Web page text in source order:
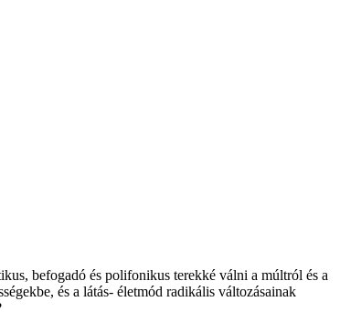
befogadó és polifonikus terekké válni a múltról és a
és a látás- életmód radikális változásainak